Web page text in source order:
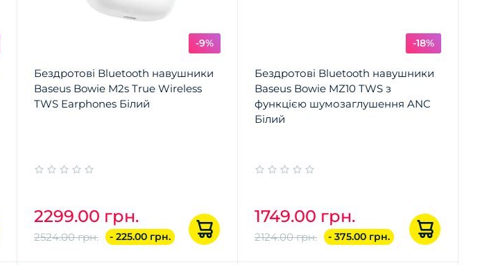
-9%
Бездротові Bluetooth навушники
Baseus Bowie M2s True Wireless
TWS Earphones Білий
2299.00 грн.
2524.00 грн. - 225.00 грн.
-18%
Бездротові Bluetooth навушники
Baseus Bowie MZ10 TWS з
функцією шумозаглушення ANC
Білий
1749.00 грн.
2124.00 грн. - 375.00 грн.